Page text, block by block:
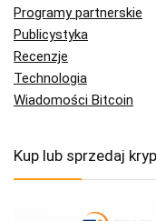
Programy partnerskie
Publicystyka
Recenzje
Technologia
Wiadomości Bitcoin
Kup lub sprzedaj